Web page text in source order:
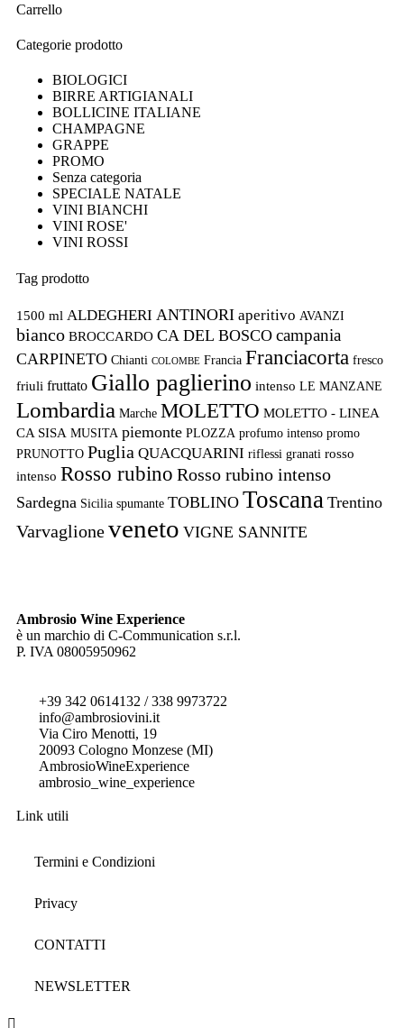
Carrello
Categorie prodotto
BIOLOGICI
BIRRE ARTIGIANALI
BOLLICINE ITALIANE
CHAMPAGNE
GRAPPE
PROMO
Senza categoria
SPECIALE NATALE
VINI BIANCHI
VINI ROSE'
VINI ROSSI
Tag prodotto
1500 ml ALDEGHERI ANTINORI aperitivo AVANZI
bianco BROCCARDO CA DEL BOSCO campania
CARPINETO Chianti COLOMBE Francia Franciacorta fresco
friuli fruttato Giallo paglierino intenso LE MANZANE
Lombardia Marche MOLETTO MOLETTO - LINEA
CA SISA MUSITA piemonte PLOZZA profumo intenso promo
PRUNOTTO Puglia QUACQUARINI riflessi granati rosso
intenso Rosso rubino Rosso rubino intenso
Sardegna Sicilia spumante TOBLINO Toscana Trentino
Varvaglioneveneto VIGNE SANNITE
Ambrosio Wine Experience
è un marchio di C-Communication s.r.l.
P. IVA 08005950962
+39 342 0614132 / 338 9973722
info@ambrosiovini.it
Via Ciro Menotti, 19
20093 Cologno Monzese (MI)
AmbrosioWineExperience
ambrosio_wine_experience
Link utili
Termini e Condizioni
Privacy
CONTATTI
NEWSLETTER